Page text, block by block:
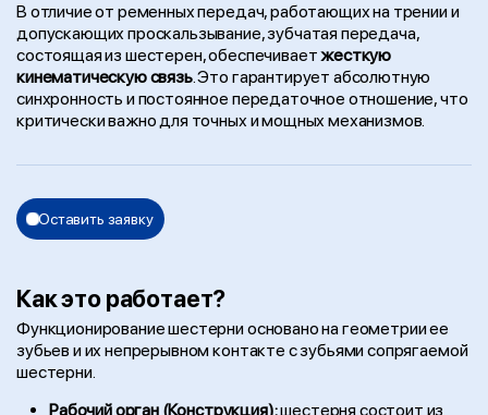
В отличие от ременных передач, работающих на трении и
допускающих проскальзывание, зубчатая передача,
состоящая из шестерен, обеспечиваетжесткую
кинематическую связь. Это гарантирует абсолютную
синхронность и постоянное передаточное отношение, что
критически важно для точных и мощных механизмов.
Оставить заявку
Как это работает?
Функционирование шестерни основано на геометрии ее
зубьев и их непрерывном контакте с зубьями сопрягаемой
шестерни.
Рабочий орган (Конструкция):шестерня состоит из